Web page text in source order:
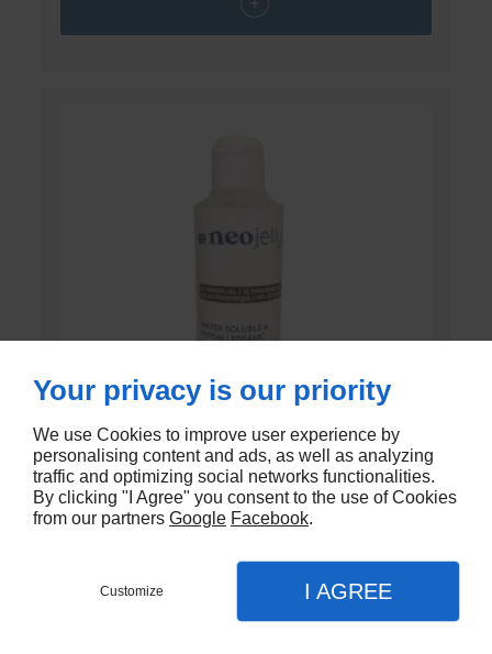
GEL DE CONTACT UNI’GEL
Your privacy is our priority
We use Cookies to improve user experience by
personalising content and ads, as well as analyzing
traffic and optimizing social networks functionalities.
By clicking "I Agree" you consent to the use of Cookies
from our partners Google Facebook.
Customize I AGREE